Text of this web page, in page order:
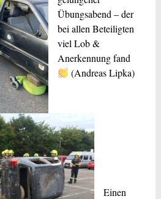
Übungsabend – der
bei allen Beteiligten
viel Lob &
Anerkennung fand
(Andreas Lipka)
Einen